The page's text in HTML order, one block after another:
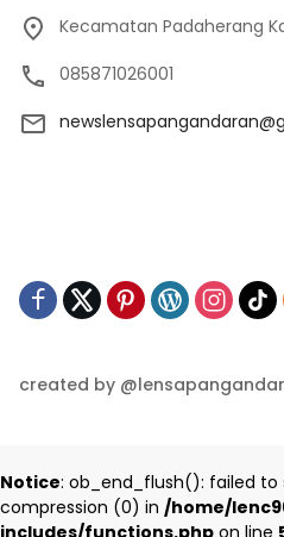
Kecamatan Padaherang
085871026001
created by
Notice: ob_end_flush(): failed
compression (0) in /home/
includes/functions.php on line